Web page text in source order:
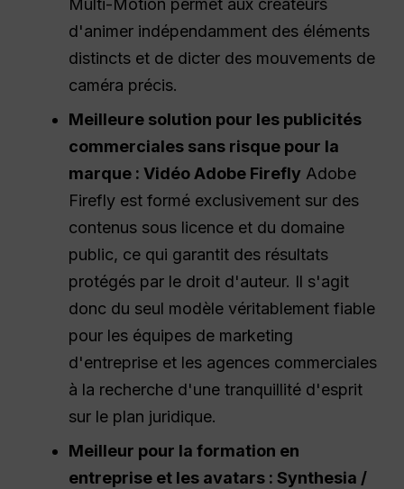
Multi-Motion permet aux créateurs
d'animer indépendamment des éléments
distincts et de dicter des mouvements de
caméra précis.
Meilleure solution pour les publicités
commerciales sans risque pour la
marque : Vidéo Adobe Firefly Adobe
Firefly est formé exclusivement sur des
contenus sous licence et du domaine
public, ce qui garantit des résultats
protégés par le droit d'auteur. Il s'agit
donc du seul modèle véritablement fiable
pour les équipes de marketing
d'entreprise et les agences commerciales
à la recherche d'une tranquillité d'esprit
sur le plan juridique.
Meilleur pour la formation en
entreprise et les avatars : Synthesia /